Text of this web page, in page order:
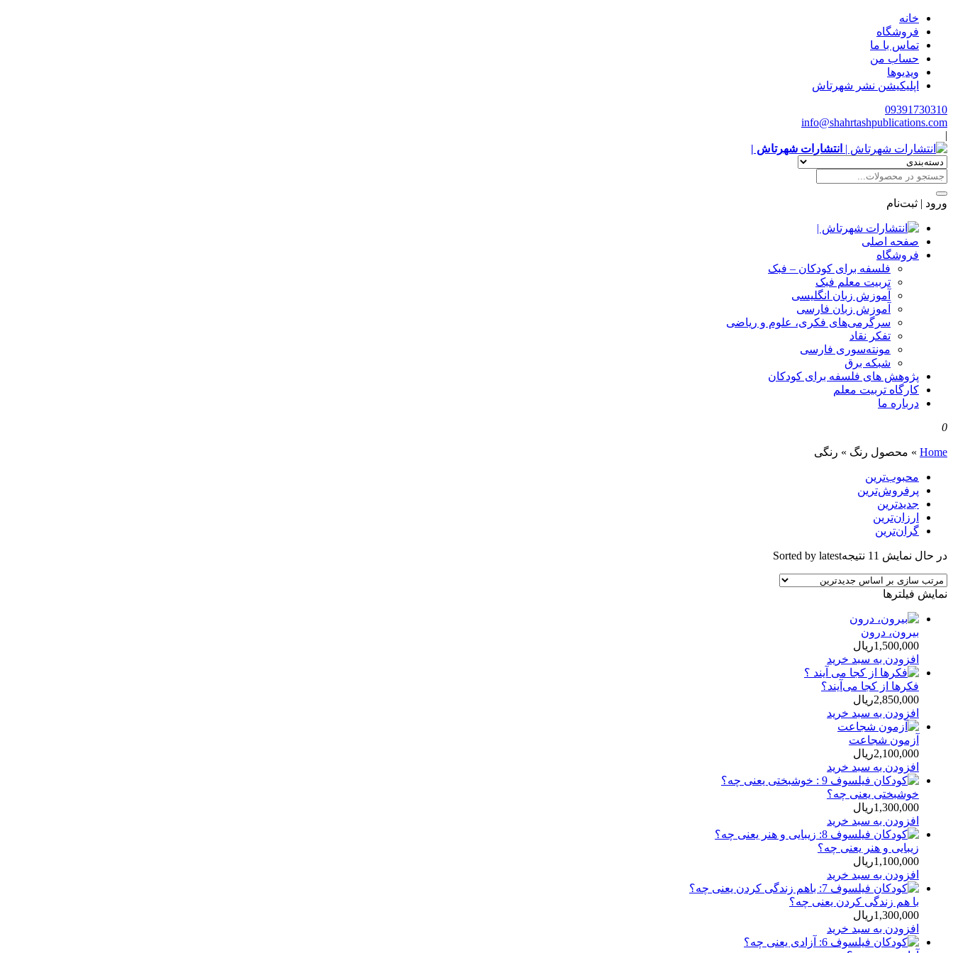
خانه
فروشگاه
تماس با ما
حساب من
ویدیوها
اپلیکیشن نشر شهرتاش
09391730310
info@shahrtashpublications.com
|
انتشارات شهرتاش |
ورود | ثبت‌نام
صفحه اصلی
فروشگاه
فلسفه برای کودکان – فبک
تربیت معلم فبک
آموزش زبان انگلیسی
آموزش زبان فارسی
سرگرمی‌های فکری، علوم و ریاضی
تفکر نقاد
مونته‌سوری فارسی
شبکه برق
پژوهش های فلسفه برای کودکان
کارگاه تربیت معلم
درباره ما
0
Home
» محصول رنگ » رنگی
محبوب‌ترین
پرفروش‌ترین
جدیدترین
ارزان‌ترین
گران‌ترین
در حال نمایش 11 نتیجه Sorted by latest
نمایش فیلترها
بیرون، درون
1,500,000ریال
افزودن به سبد خرید
فکرها از کجا می‌آیند؟
2,850,000ریال
افزودن به سبد خرید
آزمون شجاعت
2,100,000ریال
افزودن به سبد خرید
خوشبختی یعنی چه؟
1,300,000ریال
افزودن به سبد خرید
زیبایی و هنر یعنی چه؟
1,100,000ریال
افزودن به سبد خرید
با هم زندگی كردن یعنی چه؟
1,300,000ریال
افزودن به سبد خرید